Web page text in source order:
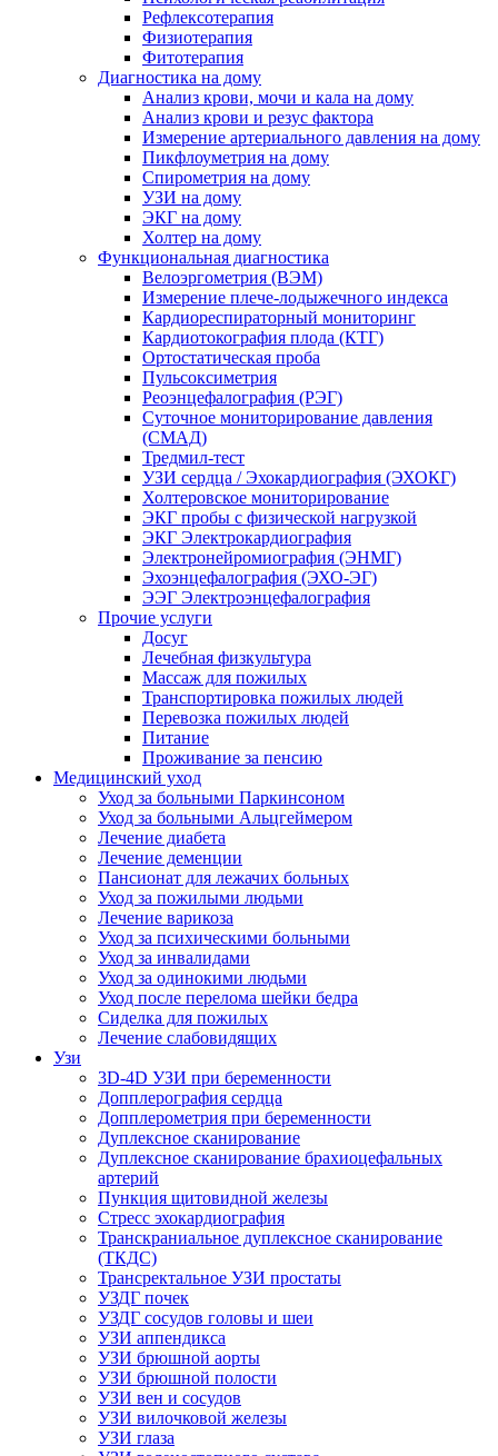
Рефлексотерапия
Физиотерапия
Фитотерапия
Диагностика на дому
Анализ крови, мочи и кала на дому
Анализ крови и резус фактора
Измерение артериального давления на дому
Пикфлоуметрия на дому
Спирометрия на дому
УЗИ на дому
ЭКГ на дому
Холтер на дому
Функциональная диагностика
Велоэргометрия (ВЭМ)
Измерение плече-лодыжечного индекса
Кардиореспираторный мониторинг
Кардиотокография плода (КТГ)
Ортостатическая проба
Пульсоксиметрия
Реоэнцефалография (РЭГ)
Суточное мониторирование давления
(СМАД)
Тредмил-тест
УЗИ сердца / Эхокардиография (ЭХОКГ)
Холтеровское мониторирование
ЭКГ пробы с физической нагрузкой
ЭКГ Электрокардиография
Электронейромиография (ЭНМГ)
Эхоэнцефалография (ЭХО-ЭГ)
ЭЭГ Электроэнцефалография
Прочие услуги
Досуг
Лечебная физкультура
Массаж для пожилых
Транспортировка пожилых людей
Перевозка пожилых людей
Питание
Проживание за пенсию
Медицинский уход
Уход за больными Паркинсоном
Уход за больными Альцгеймером
Лечение диабета
Лечение деменции
Пансионат для лежачих больных
Уход за пожилыми людьми
Лечение варикоза
Уход за психическими больными
Уход за инвалидами
Уход за одинокими людьми
Уход после перелома шейки бедра
Сиделка для пожилых
Лечение слабовидящих
Узи
3D-4D УЗИ при беременности
Допплерография сердца
Допплерометрия при беременности
Дуплексное сканирование
Дуплексное сканирование брахиоцефальных
артерий
Пункция щитовидной железы
Стресс эхокардиография
Транскраниальное дуплексное сканирование
(ТКДС)
Трансректальное УЗИ простаты
УЗДГ почек
УЗДГ сосудов головы и шеи
УЗИ аппендикса
УЗИ брюшной аорты
УЗИ брюшной полости
УЗИ вен и сосудов
УЗИ вилочковой железы
УЗИ глаза